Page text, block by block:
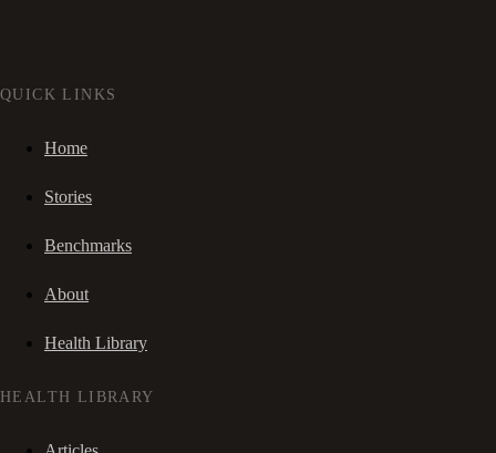
QUICK LINKS
Home
Stories
Benchmarks
About
Health Library
HEALTH LIBRARY